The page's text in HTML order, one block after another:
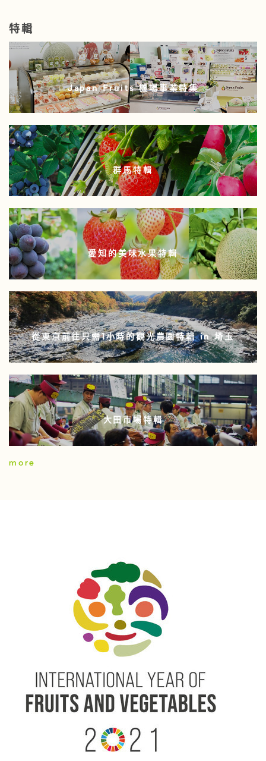
特輯
Japan Fruits 機場事業特集
群馬特輯
愛知的美味水果特輯
從東京前往只需1小時的觀光農園特輯 in 埼玉
大田市場特輯
more